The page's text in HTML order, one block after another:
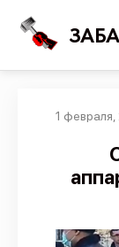
1 февраля,